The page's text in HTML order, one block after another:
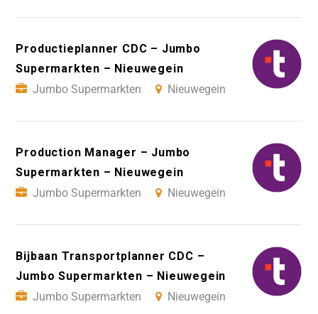
Productieplanner CDC – Jumbo
Supermarkten – Nieuwegein
Jumbo Supermarkten
Nieuwegein
Production Manager – Jumbo
Supermarkten – Nieuwegein
Jumbo Supermarkten
Nieuwegein
Bijbaan Transportplanner CDC –
Jumbo Supermarkten – Nieuwegein
Jumbo Supermarkten
Nieuwegein